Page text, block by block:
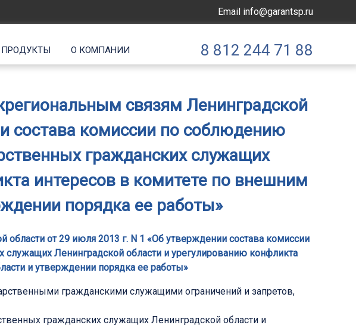
Email info@garantsp.ru
ПРОДУКТЫ О КОМПАНИИ 8 812 244 71 88
связям Ленинградской
состава комиссии по соблюдению
гражданских служащих
интересов в комитете по внешним
порядка ее работы»
от 29 июля 2013 г. N 1 «Об утверждении состава комиссии
Ленинградской области и урегулированию конфликта
и утверждении порядка ее работы»
гражданскими служащими ограничений и запретов,
гражданских служащих Ленинградской области и